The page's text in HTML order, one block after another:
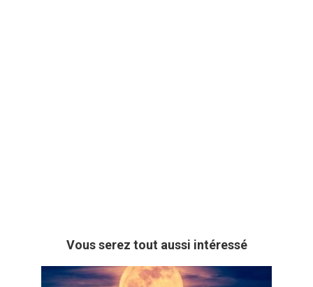
Vous serez tout aussi intéressé